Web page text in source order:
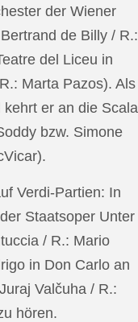
der Wiener
de Billy / R.:
del Liceu in
Marta Pazos). Als
er an die Scala
bzw. Simone
Verdi-Partien: In
Staatsoper Unter
/ R.: Mario
in Don Carlo an
Valčuha / R.:
hören.